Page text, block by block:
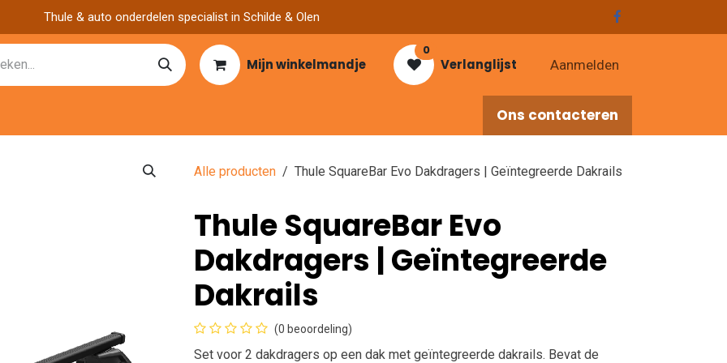
Thule & auto onderdelen specialist in Schilde & Olen
Mijn winkelmandje
0
Verlanglijst Aanmelden
Ons contacteren
Alle producten Thule SquareBar Evo Dakdragers | Geïntegreerde Dakrails
Thule SquareBar Evo
Dakdragers | Geïntegreerde
Dakrails
(0 beoordeling)
Set voor 2 dakdragers op een dak met geïntegreerde dakrails. Bevat de